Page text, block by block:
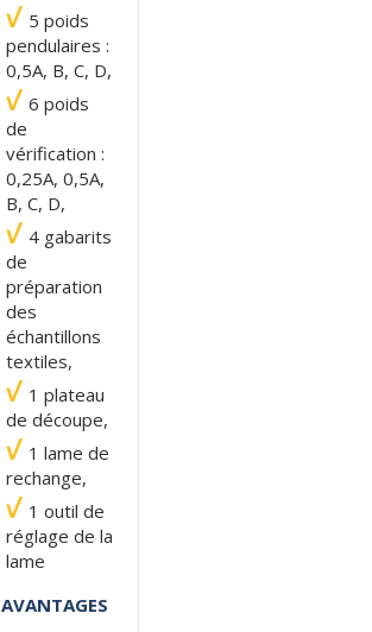
5 poids
pendulaires :
0,5A, B, C, D,
6 poids
de
vérification :
0,25A, 0,5A,
B, C, D,
4 gabarits
de
préparation
des
échantillons
textiles,
1 plateau
de découpe,
1 lame de
rechange,
1 outil de
réglage de la
lame
AVANTAGES